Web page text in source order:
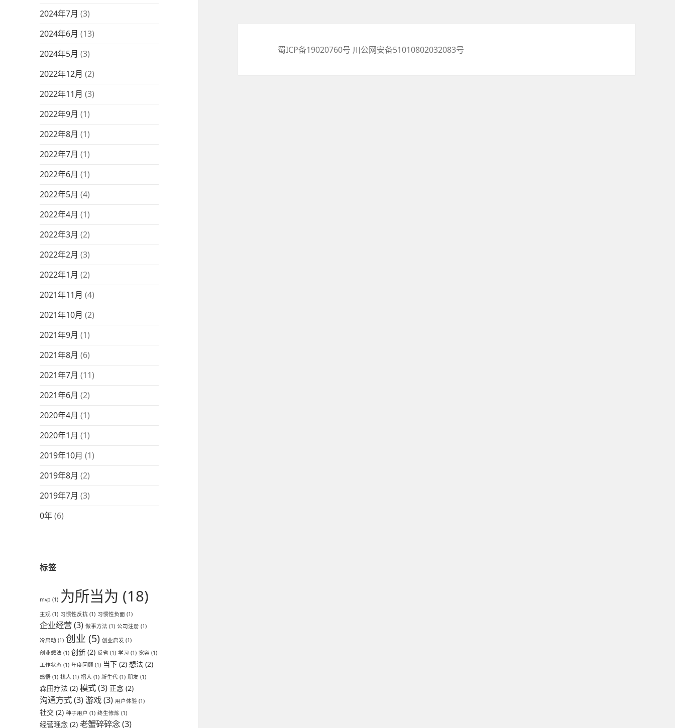
2024年7月 (3)
2024年6月 (13)
2024年5月 (3)
2022年12月 (2)
2022年11月 (3)
2022年9月 (1)
2022年8月 (1)
2022年7月 (1)
2022年6月 (1)
2022年5月 (4)
2022年4月 (1)
2022年3月 (2)
2022年2月 (3)
2022年1月 (2)
2021年11月 (4)
2021年10月 (2)
2021年9月 (1)
2021年8月 (6)
2021年7月 (11)
2021年6月 (2)
2020年4月 (1)
2020年1月 (1)
2019年10月 (1)
2019年8月 (2)
2019年7月 (3)
0年(6)
标签
mvp (1) 为所当为 (18)
主观 (1) 习惯性反抗 (1) 习惯性负面 (1)
企业经营(3) 做事方法 (1) 公司注册 (1)
冷启动 (1) 创业 (5) 创业启发 (1)
创业想法 (1) 创新 (2) 反省 (1) 学习 (1) 宽容 (1)
工作状态 (1) 年度回顾 (1) 当下 (2) 想法 (2)
感悟 (1) 找人 (1) 招人 (1) 新生代 (1) 朋友 (1)
森田疗法 (2) 模式(3) 正念 (2)
沟通方式(3)游戏(3) 用户体验 (1)
社交 (2) 种子用户 (1) 终生修炼 (1)
经营理念 (2) 老蟹碎碎念(3)
蜀ICP备19020760号 川公网安备51010802032083号